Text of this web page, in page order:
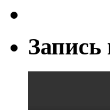
Запись